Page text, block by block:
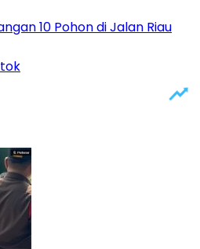
10 Pohon di Jalan Riau